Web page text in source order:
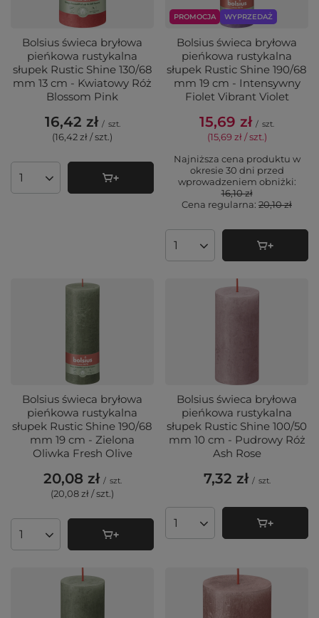
Bolsius świeca bryłowa
pieńkowa rustykalna
słupek Rustic Shine 130/68
mm 13 cm - Kwiatowy Róż
Blossom Pink
16,42 zł / szt.
(16,42 zł / szt.)
Ilość produktów
PROMOCJA WYPRZEDAŻ
Bolsius świeca bryłowa
pieńkowa rustykalna
słupek Rustic Shine 190/68
mm 19 cm - Intensywny
Fiolet Vibrant Violet
15,69 zł / szt.
(15,69 zł / szt.)
Najniższa cena produktu w
okresie 30 dni przed
wprowadzeniem obniżki:
16,10 zł
Cena regularna: 20,10 zł
Ilość produktów
Bolsius świeca bryłowa
pieńkowa rustykalna
słupek Rustic Shine 190/68
mm 19 cm - Zielona
Oliwka Fresh Olive
20,08 zł / szt.
(20,08 zł / szt.)
Ilość produktów
Bolsius świeca bryłowa
pieńkowa rustykalna
słupek Rustic Shine 100/50
mm 10 cm - Pudrowy Róż
Ash Rose
7,32 zł / szt.
Ilość produktów